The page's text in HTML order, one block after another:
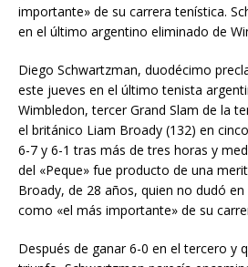
importante» de su carrera tenística.
en el último argentino eliminado de
Diego Schwartzman, duodécimo
este jueves en el último tenista
Wimbledon, tercer Grand Slam de la
el británico Liam Broady (132) en
6-7 y 6-1 tras más de tres horas y
del «Peque» fue producto de una
Broady, de 28 años, quien no dudó
como «el más importante» de su
Después de ganar 6-0 en el tercero y